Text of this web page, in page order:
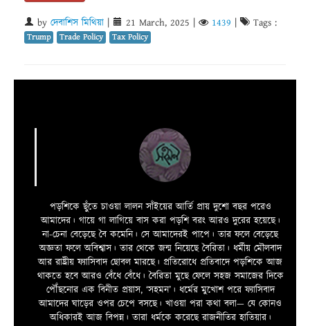
by দেবাশিস মিথিয়া 21 March, 2025 1439 Tags :
Trump Trade Policy Tax Policy
পড়শিকে ছুঁতে চাওয়া লালন সাঁইয়ের আর্তি প্রায় দুশো বছর পরেও
আমাদের। গায়ে গা লাগিয়ে বাস করা পড়শি বরং আরও দুরের হয়েছে।
না-চেনা বেড়েছে বৈ কমেনি। সে আমাদেরই পাপে। তার ফলে বেড়েছে
অজ্ঞতা ফলে অবিশ্বাস। তার থেকে জন্ম নিয়েছে বৈরিতা। ধর্মীয় মৌলবাদ
আর রাষ্ট্রীয় ফ্যাসিবাদ ছোবল মারছে। প্রতিরোধে প্রতিবাদে পড়শিকে আজ
থাকতে হবে আরও বেঁধে বেঁধে। বৈরিতা মুছে ফেলে সহজ সমাজের দিকে
পৌঁছনোর এক বিনীত প্রয়াস, ‘সহমন’। ধর্মের মুখোশ পরে ফ্যাসিবাদ
আমাদের ঘাড়ের ওপর চেপে বসছে। খাওয়া পরা কথা বলা—­­ যে কোনও
অধিকারই আজ বিপন্ন। তারা ধর্মকে করেছে রাজনীতির হাতিয়ার।